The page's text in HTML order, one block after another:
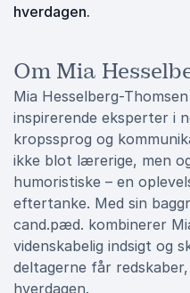
hverdagen.
Om Mia
Mia Hesselberg-
inspirerende eksperter i
kropssprog og
ikke blot lærerige, men
humoristiske – en
eftertanke. Med sin
cand.pæd. kombinerer
videnskabelig indsigt og
deltagerne får
hverdagen.